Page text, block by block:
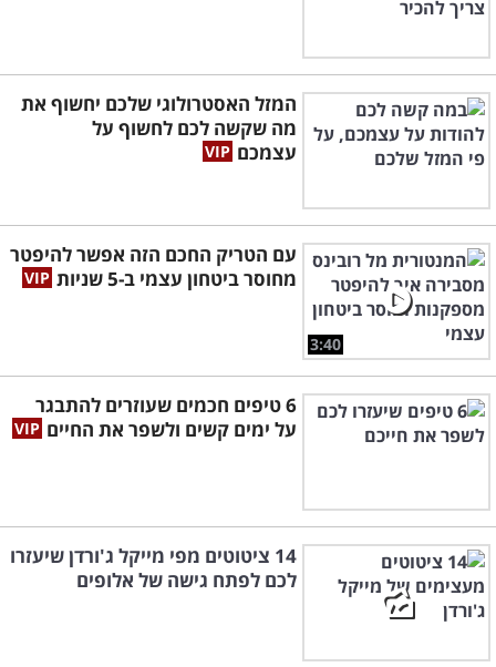
המזל האסטרולוגי שלכם יחשוף את
מה שקשה לכם לחשוף על
עצמכם
3:40
עם הטריק החכם הזה אפשר להיפטר
מחוסר ביטחון עצמי ב-5 שניות
6 טיפים חכמים שעוזרים להתבגר
על ימים קשים ולשפר את החיים
14 ציטוטים מפי מייקל ג'ורדן שיעזרו
לכם לפתח גישה של אלופים